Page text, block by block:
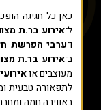
כאן כל חגיגה
ל־אירוע בר.ת
ו־ערבי הפרשת
ב־אירוע בר.ת
מעוצבים או
לתפאורה טבעית
באווירה חמה